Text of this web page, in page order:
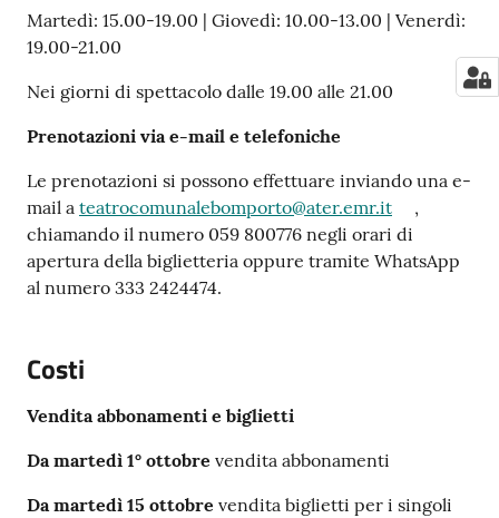
Martedì: 15.00-19.00 | Giovedì: 10.00-13.00 | Venerdì:
19.00-21.00
Nei giorni di spettacolo dalle 19.00 alle 21.00
Prenotazioni via e-mail e telefoniche
Le prenotazioni si possono effettuare inviando una e-
mail a teatrocomunalebomporto@ater.emr.it
,
chiamando il numero 059 800776 negli orari di
apertura della biglietteria oppure tramite WhatsApp
al numero 333 2424474.
Costi
Vendita abbonamenti e biglietti
Da martedì 1° ottobre vendita abbonamenti
Da martedì 15 ottobre vendita biglietti per i singoli